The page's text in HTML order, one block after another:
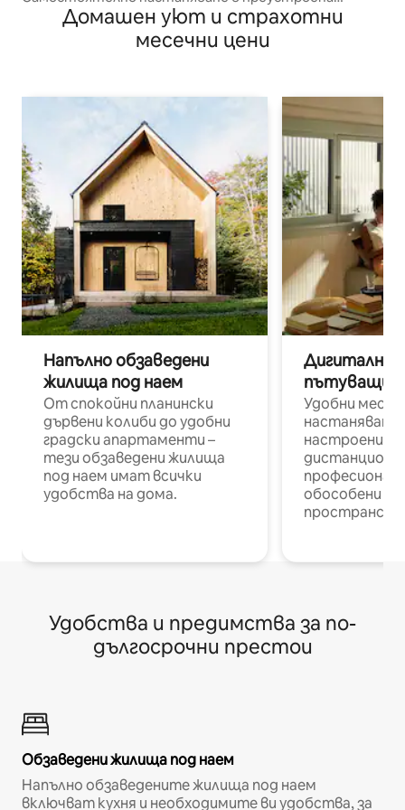
конюшняДомашен уют и страхотни
месечни цени
Напълно обзаведени
жилища под наем
От спокойни планински
дървени колиби до удобни
градски апартаменти –
тези обзаведени жилища
под наем имат всички
удобства на дома.
Дигитални
пътуващи
Удобни
настаняване
настроени и
обособени
Удобства и предимства за по-
дългосрочни престои
Обзаведени жилища под наем
Напълно обзаведените жилища под наем
включват кухня и необходимите ви удобства, за